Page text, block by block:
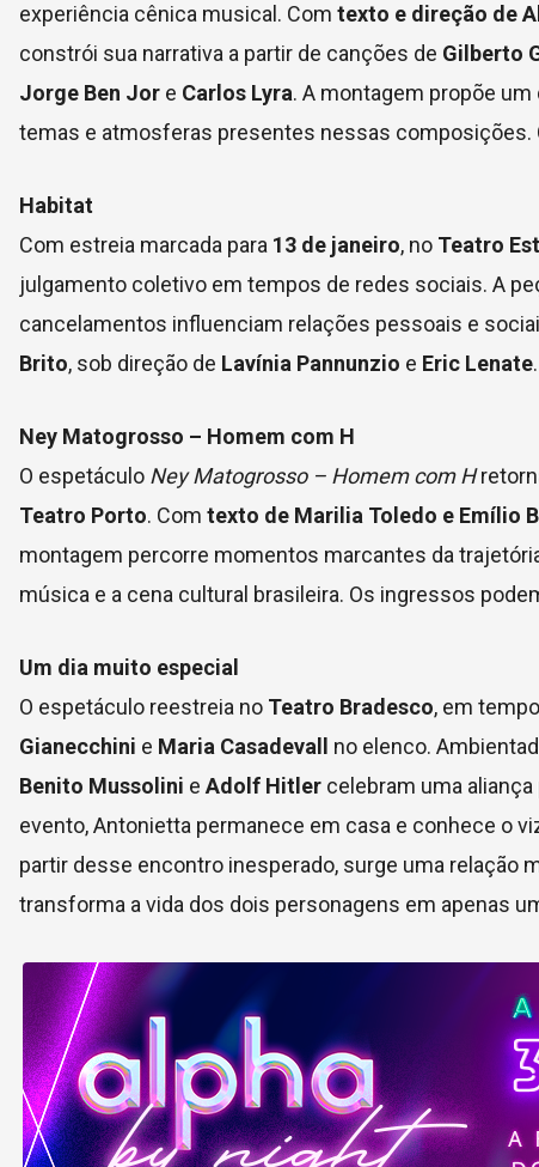
experiência cênica musical. Com texto e direção de
constrói sua narrativa a partir de canções de Gilberto
Jorge Ben Jor e Carlos Lyra. A montagem propõe
temas e atmosferas presentes nessas composições.
Habitat
Com estreia marcada para 13 de janeiro, no Teatro
julgamento coletivo em tempos de redes sociais. A
cancelamentos influenciam relações pessoais e
Brito, sob direção de Lavínia Pannunzio e Eric Lenate
Ney Matogrosso – Homem com H
O espetáculo Ney Matogrosso – Homem com H
Teatro Porto. Com texto de Marilia Toledo e Emílio
montagem percorre momentos marcantes da
música e a cena cultural brasileira. Os ingressos
Um dia muito especial
O espetáculo reestreia no Teatro Bradesco, em
Gianecchini e Maria Casadevall no elenco.
Benito Mussolini e Adolf Hitler celebram uma
evento, Antonietta permanece em casa e conhece o
partir desse encontro inesperado, surge uma relação
transforma a vida dos dois personagens em apenas